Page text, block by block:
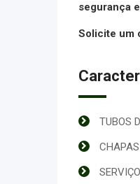
segurança
Solicite um
TUBOS